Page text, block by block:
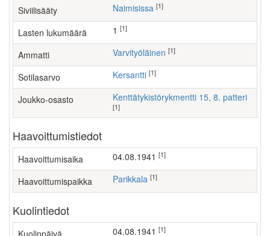
Siviilisääty Naimisissa [1]
Lasten lukumäärä [1]
Ammatti varvityöläinen [1]
Sotilasarvo Kersantti [1]
Joukko-osasto Kenttätykistörykmentti 15, 8. patteri
[1]
Haavoittumistiedot
Haavoittumisaika 04.08.1941 [1]
Haavoittumispaikka Parikkala [1]
Kuolintiedot
Kuolinpäivä 04.08.1941 [1]